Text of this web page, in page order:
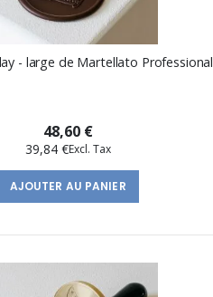
- large de Martellato Professional
48,60 €
39,84 €
AJOUTER AU PANIER